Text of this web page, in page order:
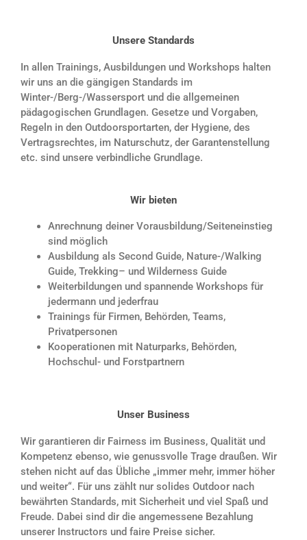
Unsere Standards
In allen Trainings, Ausbildungen und Workshops halten
wir uns an die gängigen Standards im
Winter-/Berg-/Wassersport und die allgemeinen
pädagogischen Grundlagen. Gesetze und Vorgaben,
Regeln in den Outdoorsportarten, der Hygiene, des
Vertragsrechtes, im Naturschutz, der Garantenstellung
etc. sind unsere verbindliche Grundlage.
Wir bieten
Anrechnung deiner Vorausbildung/Seiteneinstieg
sind möglich
Ausbildung als Second Guide, Nature-/Walking
Guide, Trekking– und Wilderness Guide
Weiterbildungenund spannende Workshops für
jedermann und jederfrau
Trainings für Firmen, Behörden, Teams,
Privatpersonen
Kooperationenmit Naturparks, Behörden,
Hochschul- und Forstpartnern
Unser Business
Wir garantieren dir Fairness im Business, Qualität und
Kompetenz ebenso, wie genussvolle Trage draußen. Wir
stehen nicht auf das Übliche „immer mehr, immer höher
und weiter“. Für uns zählt nur solides Outdoor nach
bewährten Standards, mit Sicherheit und viel Spaß und
Freude. Dabei sind dir die angemessene Bezahlung
unserer Instructors und faire Preise sicher.